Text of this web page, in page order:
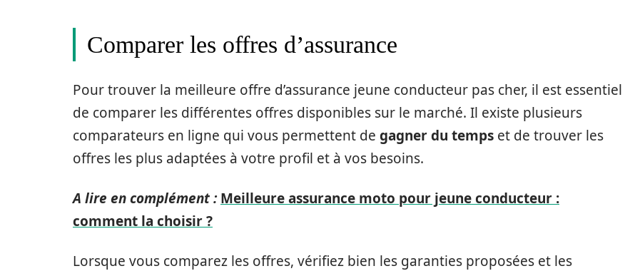
Comparer les offres d’assurance
Pour trouver la meilleure offre d’assurance jeune conducteur pas cher, il est essentiel
de comparer les différentes offres disponibles sur le marché. Il existe plusieurs
comparateurs en ligne qui vous permettent de gagner du temps et de trouver les
offres les plus adaptées à votre profil et à vos besoins.
A lire en complément : Meilleure assurance moto pour jeune conducteur :
comment la choisir ?
Lorsque vous comparez les offres, vérifiez bien les garanties proposées et les